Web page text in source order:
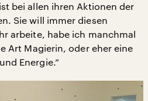
bei allen ihren Aktionen der
Sie will immer diesen
arbeite, habe ich manchmal
Art Magierin, oder eher eine
Energie.“